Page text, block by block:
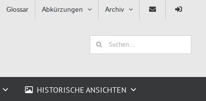
Glossar Abkürzungen Archiv
Suche
nach:
HISTORISCHE ANSICHTEN